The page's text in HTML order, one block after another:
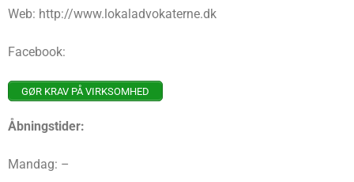
Web: http://www.lokaladvokaterne.dk
Facebook:
GØR KRAV PÅ VIRKSOMHED
Åbningstider:
Mandag: –